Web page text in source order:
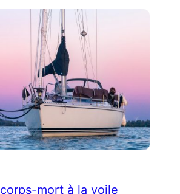
mort à la voile